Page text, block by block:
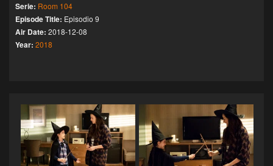
Serie: Room 104
Episode Title: Episodio 9
Air Date: 2018-12-08
Year: 2018